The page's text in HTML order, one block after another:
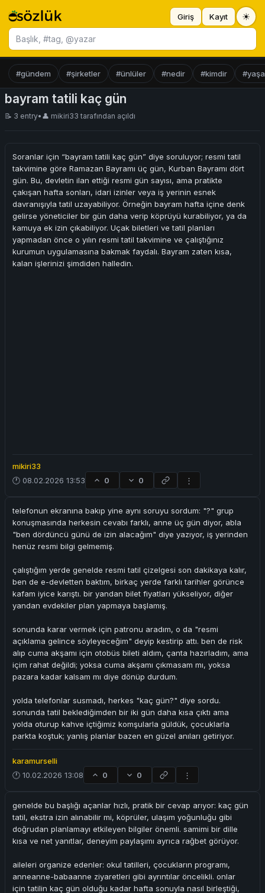
Başlık ara
Giriş Kayıt ☀
#gündem #şirketler #ünlüler #nedir #kimdir
bayram tatili kaç gün
📝 3 entry• 👤 mikiri33 tarafından açıldı
Soranlar için “bayram tatili kaç gün” diye soruluyor; resmi tatil
takvimine göre Ramazan Bayramı üç gün, Kurban Bayramı dört
gün. Bu, devletin ilan ettiği resmi gün sayısı, ama pratikte
çakışan hafta sonları, idari izinler veya iş yerinin esnek
davranışıyla tatil uzayabiliyor. Örneğin bayram hafta içine denk
gelirse yöneticiler bir gün daha verip köprüyü kurabiliyor, ya da
kamuya ek izin çıkabiliyor. Uçak biletleri ve tatil planları
yapmadan önce o yılın resmi tatil takvimine ve çalıştığınız
kurumun uygulamasına bakmak faydalı. Bayram zaten kısa,
kalan işlerinizi şimdiden halledin.
mikiri33
🕐 08.02.2026 13:53
0 0 ⋮
telefonun ekranına bakıp yine aynı soruyu sordum: "?" grup
konuşmasında herkesin cevabı farklı, anne üç gün diyor, abla
"ben dördüncü günü de izin alacağım" diye yazıyor, iş yerinden
henüz resmi bilgi gelmemiş.
çalıştığım yerde genelde resmi tatil çizelgesi son dakikaya kalır,
ben de e-devletten baktım, birkaç yerde farklı tarihler görünce
kafam iyice karıştı. bir yandan bilet fiyatları yükseliyor, diğer
yandan evdekiler plan yapmaya başlamış.
sonunda karar vermek için patronu aradım, o da "resmi
açıklama gelince söyleyeceğim" deyip kestirip attı. ben de risk
alıp cuma akşamı için otobüs bileti aldım, çanta hazırladım, ama
içim rahat değildi; yoksa cuma akşamı çıkmasam mı, yoksa
pazara kadar kalsam mı diye dönüp durdum.
yolda telefonlar susmadı, herkes "kaç gün?" diye sordu.
sonunda tatil beklediğimden bir iki gün daha kısa çıktı ama
yolda oturup kahve içtiğimiz komşularla güldük, çocuklarla
parkta koştuk; yanlış planlar bazen en güzel anıları getiriyor.
karamurselli
🕐 10.02.2026 13:08
0 0 ⋮
genelde bu başlığı açanlar hızlı, pratik bir cevap arıyor: kaç gün
tatil, ekstra izin alınabilir mi, köprüler, ulaşım yoğunluğu gibi
doğrudan planlamayı etkileyen bilgiler önemli. samimi bir dille
kısa ve net yanıtlar, deneyim paylaşımı ayrıca rağbet görüyor.
aileleri organize edenler: okul tatilleri, çocukların programı,
anneanne-babaanne ziyaretleri gibi ayrıntılar öncelikli. onlar
için tatilin kaç gün olduğu kadar hafta sonuyla nasıl birleştiği,